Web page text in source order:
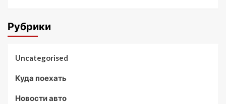
Рубрики
Uncategorised
Куда поехать
Новости авто